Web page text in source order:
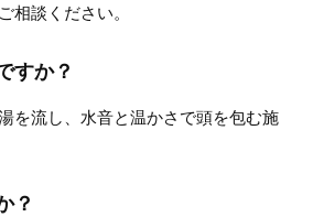
相談ください。
すか？
を流し、水音と温かさで頭を包む施
？